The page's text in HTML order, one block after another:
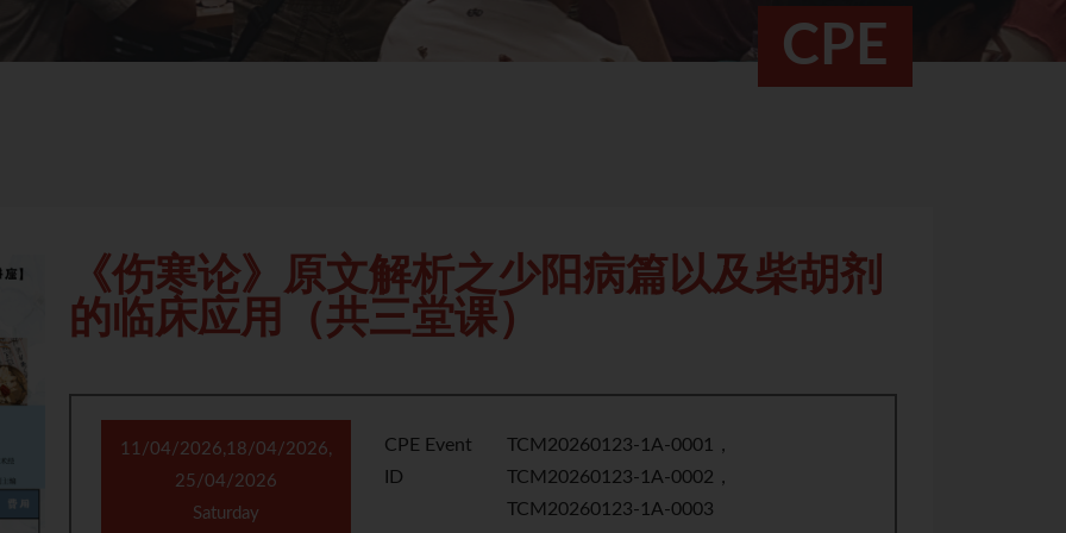
CPE
《伤寒论》原文解析之少阳病篇以及柴胡剂
的临床应用（共三堂课）
11/04/2026,18/04/2026,
25/04/2026
Saturday
CPE Event
ID
TCM20260123-1A-0001，
TCM20260123-1A-0002，
TCM20260123-1A-0003